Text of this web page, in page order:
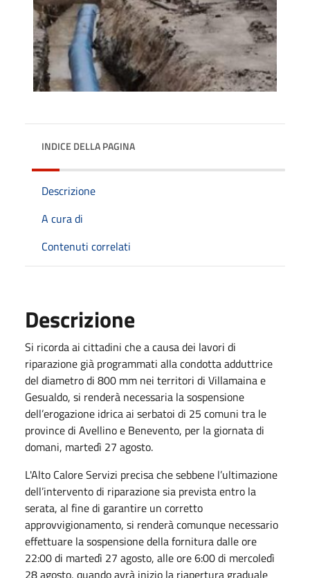
INDICE DELLA PAGINA
Descrizione
A cura di
Contenuti correlati
Descrizione
Si ricorda ai cittadini che a causa dei lavori di
riparazione già programmati alla condotta adduttrice
del diametro di 800 mm nei territori di Villamaina e
Gesualdo, si renderà necessaria la sospensione
dell’erogazione idrica ai serbatoi di 25 comuni tra le
province di Avellino e Benevento, per la giornata di
domani, martedì 27 agosto.
L'Alto Calore Servizi precisa che sebbene l’ultimazione
dell’intervento di riparazione sia prevista entro la
serata, al fine di garantire un corretto
approvvigionamento, si renderà comunque necessario
effettuare la sospensione della fornitura dalle ore
22:00 di martedì 27 agosto, alle ore 6:00 di mercoledì
28 agosto, quando avrà inizio la riapertura graduale